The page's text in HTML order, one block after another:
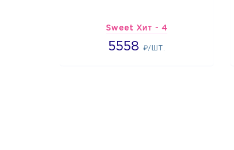
Sweet Хит - 4
5558 ₽/ШТ.
5558